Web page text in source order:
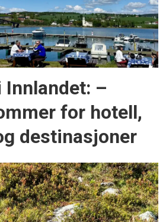
Innlandet: –
for hotell,
destinasjoner